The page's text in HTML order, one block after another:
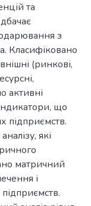
та
з
Класифіковано
(ринкові,
активні
що
підприємств.
які
матричний
і